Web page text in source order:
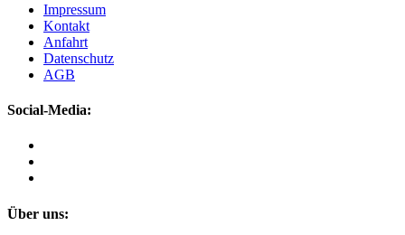
Impressum
Kontakt
Anfahrt
Datenschutz
AGB
Social-Media:
Über uns: